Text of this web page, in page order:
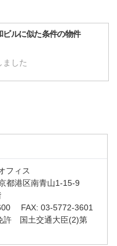
ビルに似た条件の物件
ました
フィス
都港区南青山1-15-9
FAX: 03-5772-3601
許 国土交通大臣(2)第